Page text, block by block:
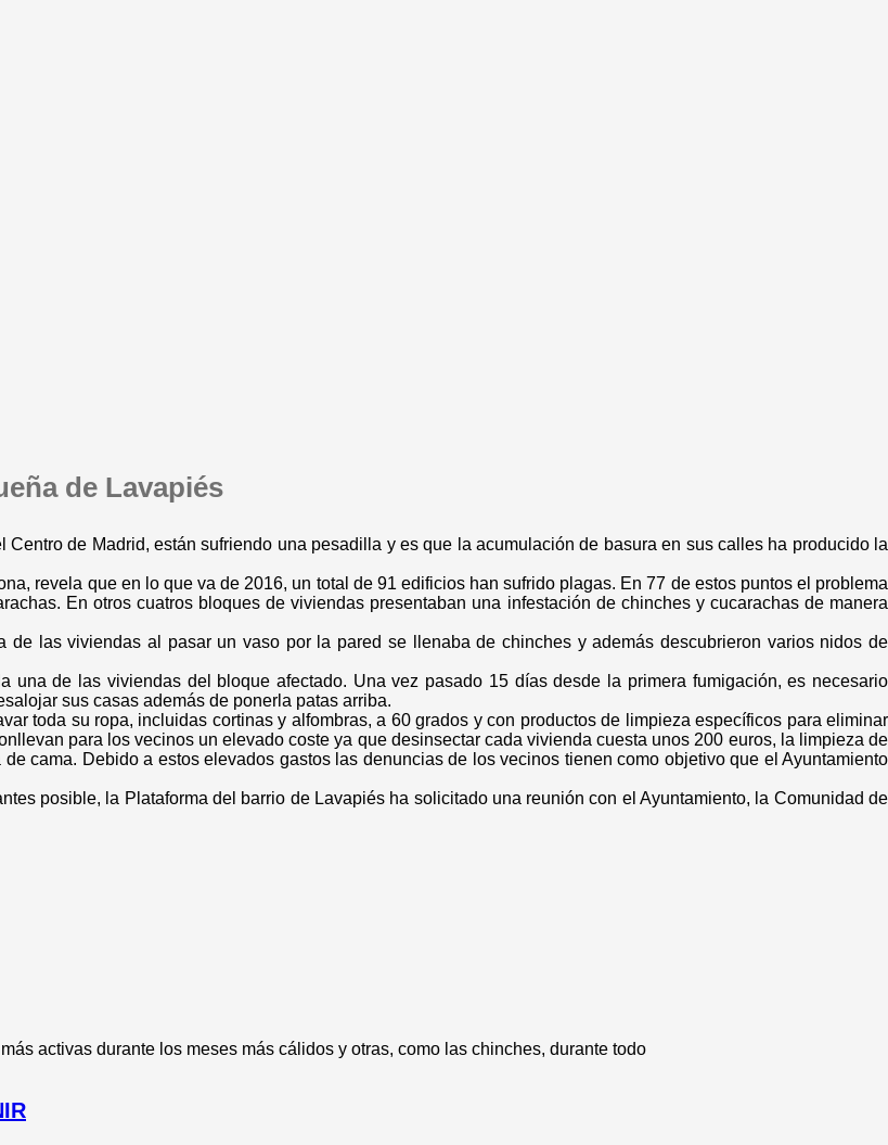
de Lavapiés
Centro de Madrid, están sufriendo una pesadilla y es que la acumulación de basura en sus calles ha producido la
revela que en lo que va de 2016, un total de 91 edificios han sufrido plagas. En 77 de estos puntos el problema
En otros cuatros bloques de viviendas presentaban una infestación de chinches y cucarachas de manera
las viviendas al pasar un vaso por la pared se llenaba de chinches y además descubrieron varios nidos de
una de las viviendas del bloque afectado. Una vez pasado 15 días desde la primera fumigación, es necesario
sus casas además de ponerla patas arriba.
toda su ropa, incluidas cortinas y alfombras, a 60 grados y con productos de limpieza específicos para eliminar
para los vecinos un elevado coste ya que desinsectar cada vivienda cuesta unos 200 euros, la limpieza de
cama. Debido a estos elevados gastos las denuncias de los vecinos tienen como objetivo que el Ayuntamiento
posible, la Plataforma del barrio de Lavapiés ha solicitado una reunión con el Ayuntamiento, la Comunidad de
activas durante los meses más cálidos y otras, como las chinches, durante todo